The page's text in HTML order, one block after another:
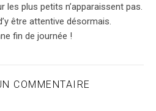
les plus petits n’apparaissent pas.
être attentive désormais.
fin de journée !
COMMENTAIRE